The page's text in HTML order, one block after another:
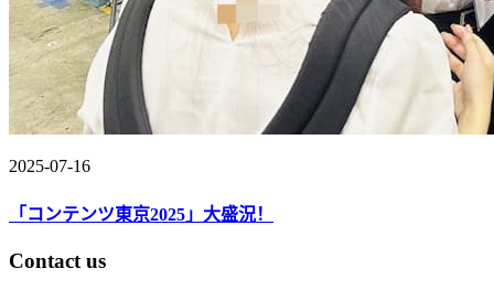
2025-07-16
「コンテンツ東京2025」大盛況！
Contact us